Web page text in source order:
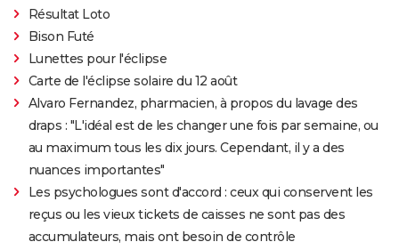
Résultat Loto
Bison Futé
Lunettes pour l'éclipse
Carte de l'éclipse solaire du 12 août
Alvaro Fernandez, pharmacien, à propos du lavage des
draps : "L'idéal est de les changer une fois par semaine, ou
au maximum tous les dix jours. Cependant, il y a des
nuances importantes"
Les psychologues sont d'accord : ceux qui conservent les
reçus ou les vieux tickets de caisses ne sont pas des
accumulateurs, mais ont besoin de contrôle